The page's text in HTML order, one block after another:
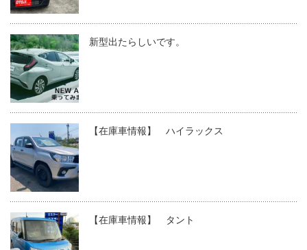
新型出たらしいです。
【在庫車情報】 ハイラックス
【在庫車情報】 タント